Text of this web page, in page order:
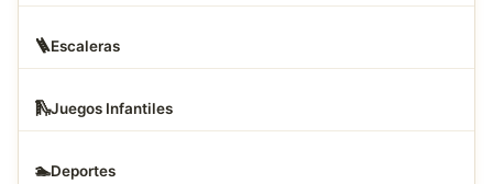
🪜Escaleras
🛝Juegos Infantiles
🏊Deportes